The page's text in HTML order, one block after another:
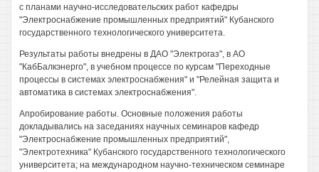
с планами научно-исследовательских работ кафедры
"Электроснабжение промышленных предприятий" Кубанского
государственного технологического университета.
Результаты работы внедрены в ДАО "Электрогаз", в АО
"КабБалкэнерго", в учебном процессе по курсам "Переходные
процессы в системах электроснабжения" и "Релейная защита и
автоматика в системах электроснабжения".
Апробирование работы. Основные положения работы
докладывались на заседаниях научных семинаров кафедр
"Электроснабжение промышленных предприятий",
"Электротехника" Кубанского государственного технологического
университета; на международном научно-техническом семинаре